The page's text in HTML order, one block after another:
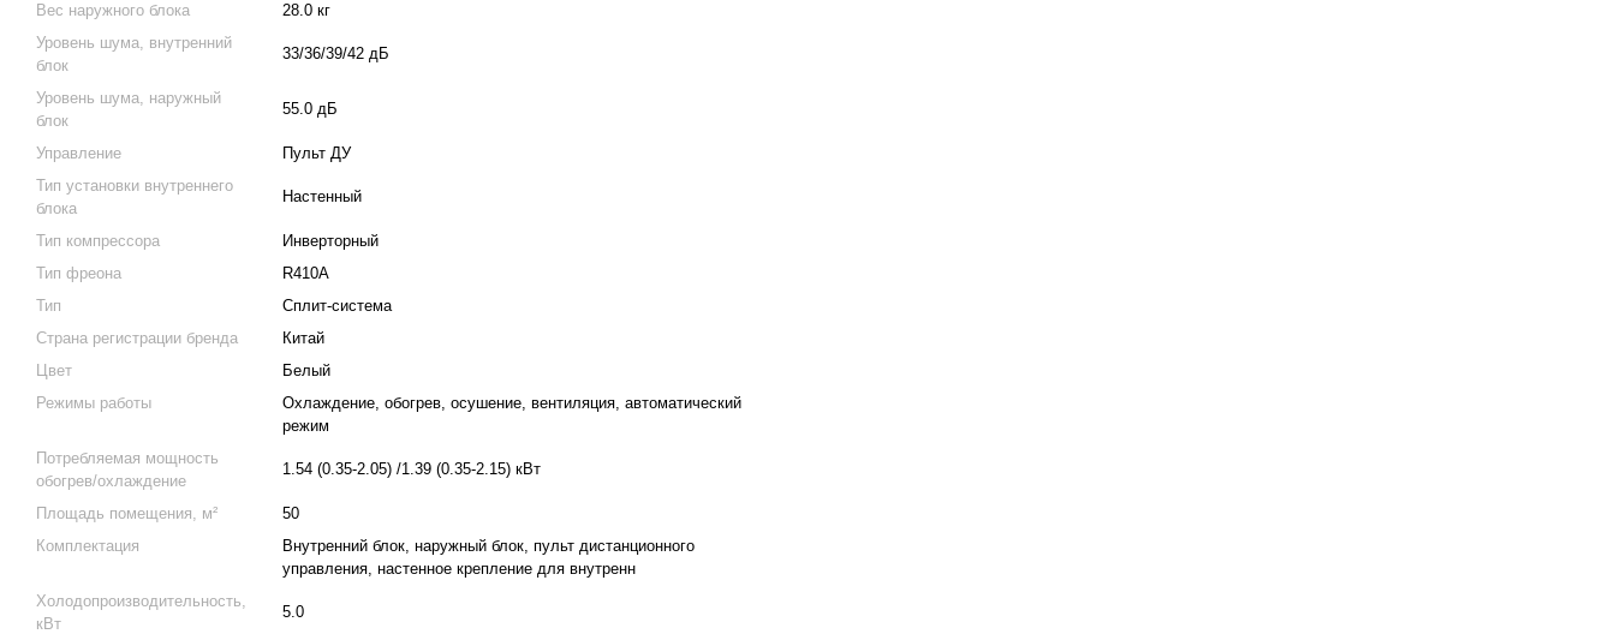
Вес наружного блока
28.0 кг
Уровень шума, внутренний
блок
33/36/39/42 дБ
Уровень шума, наружный
блок
55.0 дБ
Управление
Пульт ДУ
Тип установки внутреннего
блока
Настенный
Тип компрессора
Инверторный
Тип фреона
R410A
Тип
Сплит-система
Страна регистрации бренда
Китай
Цвет
Белый
Режимы работы
Охлаждение, обогрев, осушение, вентиляция, автоматический
режим
Потребляемая мощность
обогрев/охлаждение
1.54 (0.35-2.05) /1.39 (0.35-2.15) кВт
Площадь помещения, м²
50
Комплектация
Внутренний блок, наружный блок, пульт дистанционного
управления, настенное крепление для внутренн
Холодопроизводительность,
кВт
5.0